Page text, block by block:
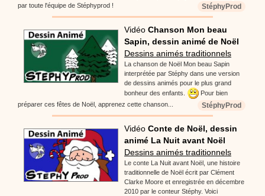
par toute l'équipe de Stéphyprod !
StéphyProd
Vidéo Chanson Mon beau
Sapin, dessin animé de Noël
Dessins animés traditionnels
La chanson de Noël Mon beau Sapin
interprétée par Stéphy dans une version
de dessins animés pour le plus grand
bonheur des enfants.
Pour bien
préparer ces fêtes de Noël, apprenez cette chanson...
StéphyProd
Vidéo Conte de Noël, dessin
animé La Nuit avant Noël
Dessins animés traditionnels
Le conte La Nuit avant Noël, une histoire
traditionnelle de Noël écrit par Clément
Clarke Moore et enregistrée en décembre
2010 par le conteur Stéphy. Voici